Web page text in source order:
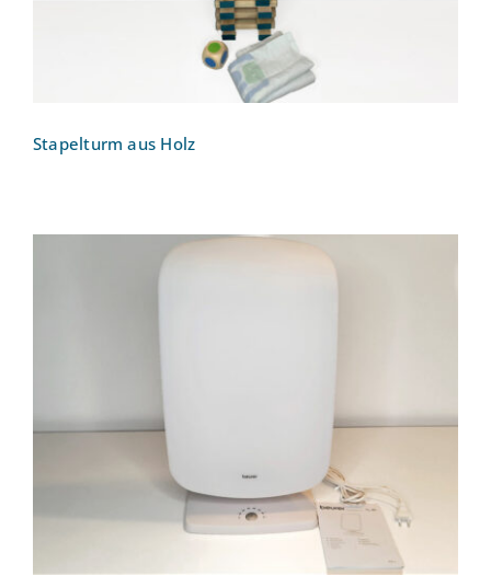
Stapelturm aus Holz